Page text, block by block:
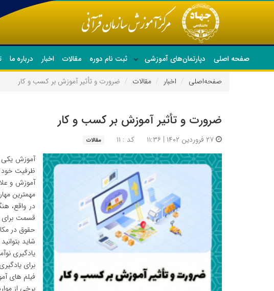
صفحه اصلی دپارتمان‌های آموزشی ثبت نام دوره مقالات اخبار درباره ما
صفحه‌اصلی
اخبار مقالات ضرورت و تأثیر آموزش بر کسب و کار
ضرورت و تأثیر آموزش بر کسب و کار
کد : ۱۱ مقالات
آموزش یکی
ظرفیت خود
آموزش و
مهمترین
در واقع،
قسمت برای
حقوق در
شاید
یادگیری
برای
فیلم‌ های
برخی از